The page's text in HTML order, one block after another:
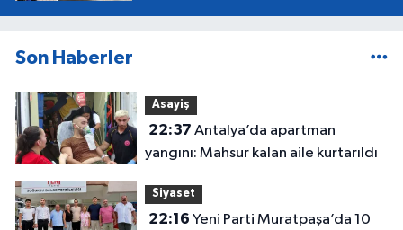
Son Haberler
Asayiş
22:37
yangını: Mahsur kalan aile kurtarıldı
Siyaset
22:16